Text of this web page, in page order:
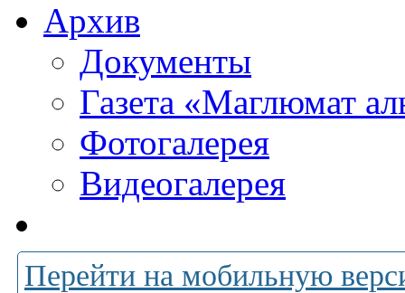
Архив
Документы
Газета «Маглюмат
Фотогалерея
Видеогалерея
Перейти на мобильную